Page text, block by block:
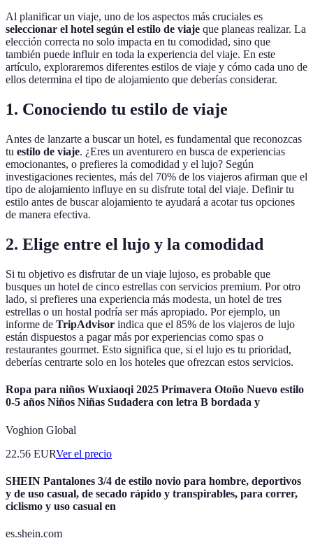
Al planificar un viaje, uno de los aspectos más cruciales es
seleccionar el hotel según el estilo de viaje que planeas realizar. La
elección correcta no solo impacta en tu comodidad, sino que
también puede influir en toda la experiencia del viaje. En este
artículo, exploraremos diferentes estilos de viaje y cómo cada uno de
ellos determina el tipo de alojamiento que deberías considerar.
1. Conociendo tu estilo de viaje
Antes de lanzarte a buscar un hotel, es fundamental que reconozcas
tu estilo de viaje. ¿Eres un aventurero en busca de experiencias
emocionantes, o prefieres la comodidad y el lujo? Según
investigaciones recientes, más del 70% de los viajeros afirman que el
tipo de alojamiento influye en su disfrute total del viaje. Definir tu
estilo antes de buscar alojamiento te ayudará a acotar tus opciones
de manera efectiva.
2. Elige entre el lujo y la comodidad
Si tu objetivo es disfrutar de un viaje lujoso, es probable que
busques un hotel de cinco estrellas con servicios premium. Por otro
lado, si prefieres una experiencia más modesta, un hotel de tres
estrellas o un hostal podría ser más apropiado. Por ejemplo, un
informe de TripAdvisor indica que el 85% de los viajeros de lujo
están dispuestos a pagar más por experiencias como spas o
restaurantes gourmet. Esto significa que, si el lujo es tu prioridad,
deberías centrarte solo en los hoteles que ofrezcan estos servicios.
Ropa para niños Wuxiaoqi 2025 Primavera Otoño Nuevo estilo
0-5 años Niños Niñas Sudadera con letra B bordada y
Voghion Global
22.56 EURVer el precio
SHEIN Pantalones 3/4 de estilo novio para hombre, deportivos
y de uso casual, de secado rápido y transpirables, para correr,
ciclismo y uso casual en
es.shein.com